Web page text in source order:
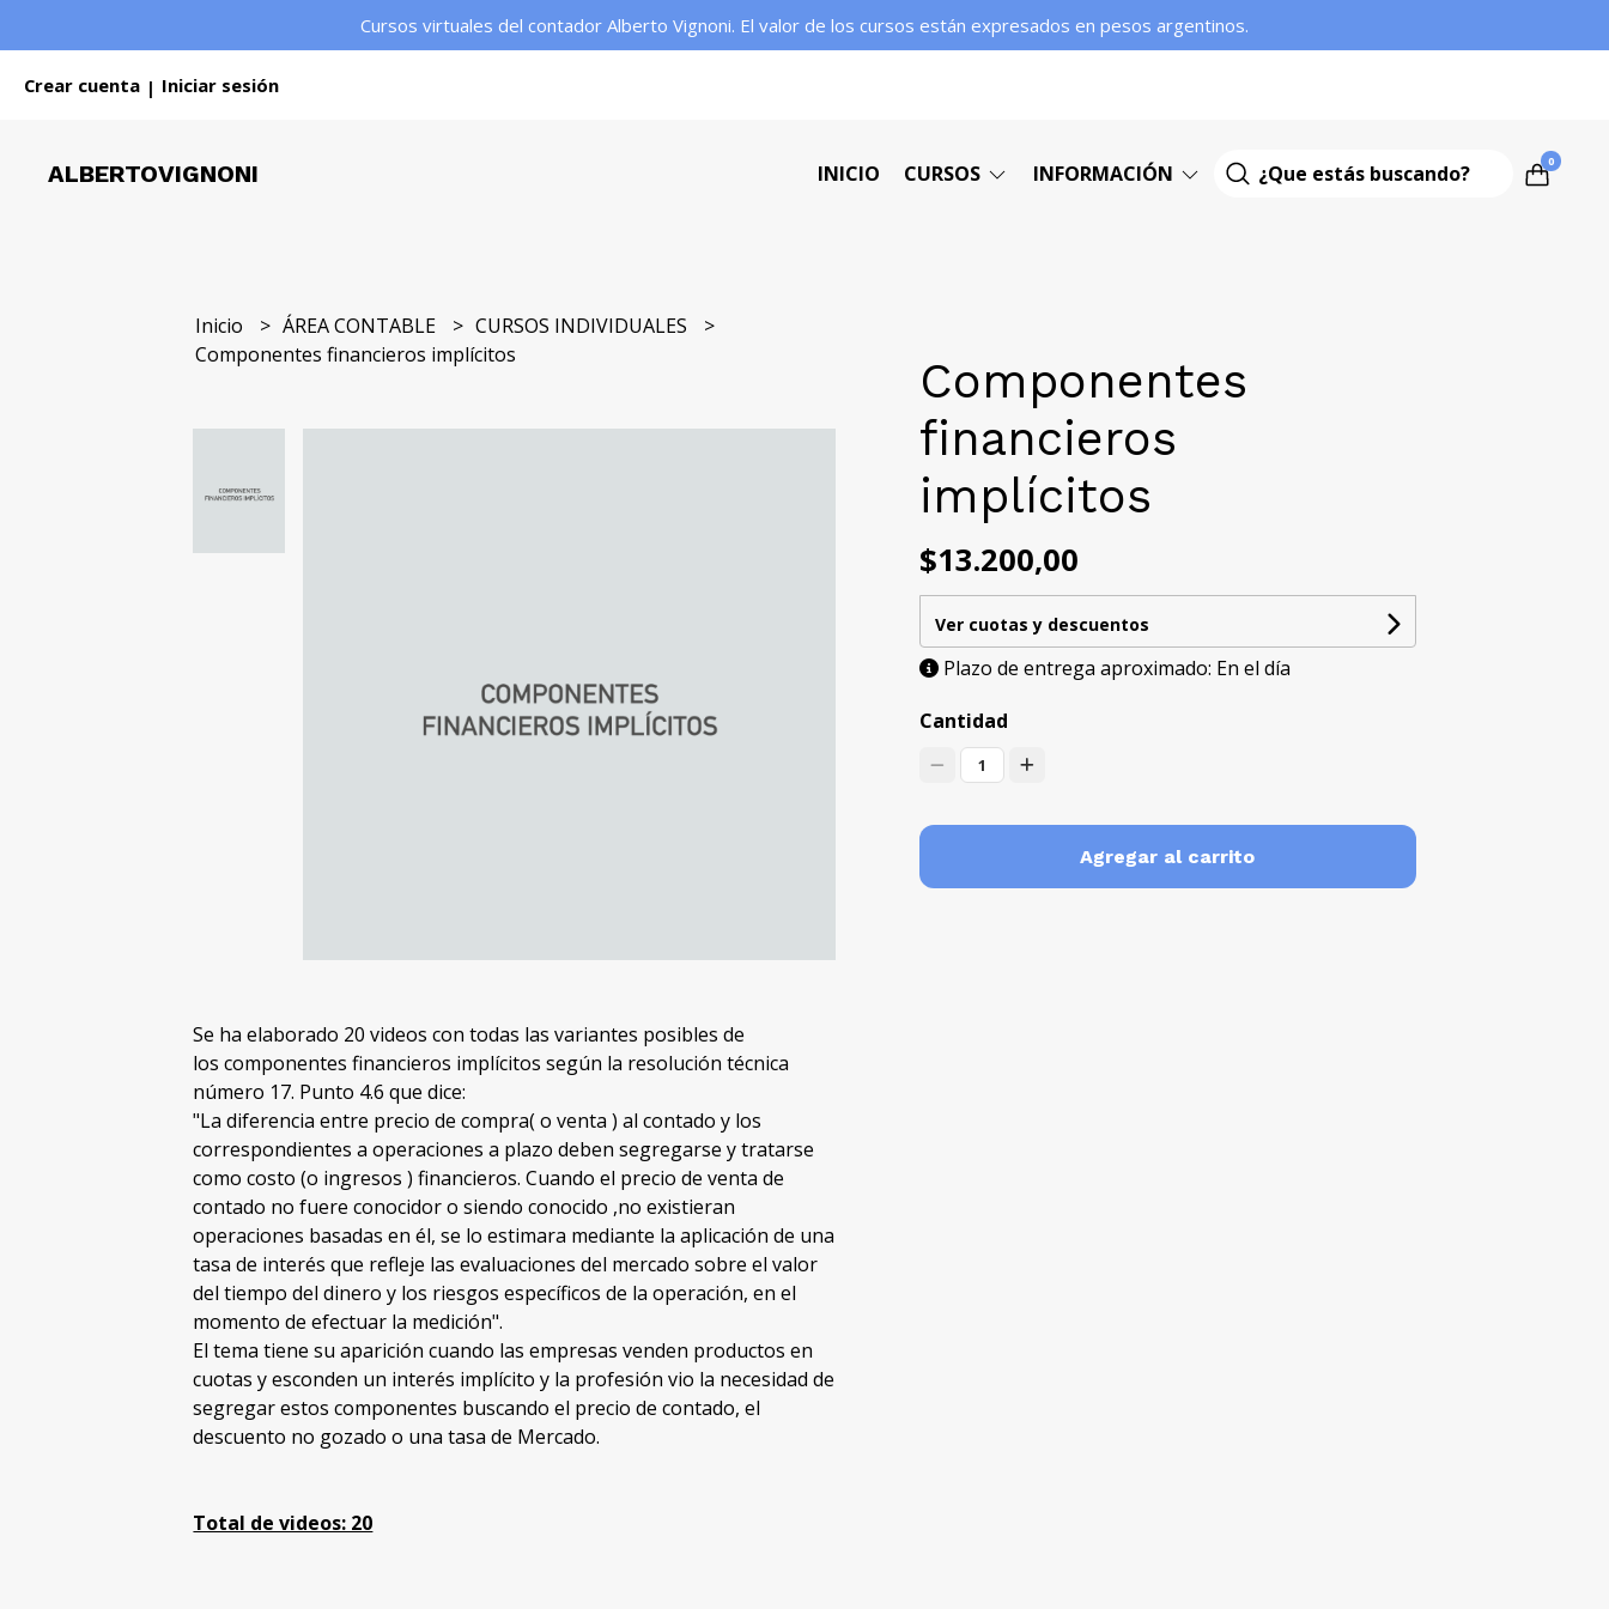
Cursos virtuales del contador Alberto Vignoni. El valor de los cursos están expresados en pesos argentinos.
Crear cuenta | Iniciar sesión
ALBERTOVIGNONI INICIO CURSOS INFORMACIÓN 0
Inicio ÁREA CONTABLE
CURSOS INDIVIDUALES
Componentes financieros implícitos
Se ha elaborado 20 videos con todas las variantes posibles de
los componentes financieros implícitos según la resolución técnica
número 17. Punto 4.6 que dice:
"La diferencia entre precio de compra( o venta ) al contado y los
correspondientes a operaciones a plazo deben segregarse y tratarse
como costo (o ingresos ) financieros. Cuando el precio de venta de
contado no fuere conocidor o siendo conocido ,no existieran
operaciones basadas en él, se lo estimara mediante la aplicación de una
tasa de interés que refleje las evaluaciones del mercado sobre el valor
del tiempo del dinero y los riesgos específicos de la operación, en el
momento de efectuar la medición".
El tema tiene su aparición cuando las empresas venden productos en
cuotas y esconden un interés implícito y la profesión vio la necesidad de
segregar estos componentes buscando el precio de contado, el
descuento no gozado o una tasa de Mercado.
Total de videos: 20
Componentes
financieros
implícitos
$13.200,00
Ver cuotas y descuentos
Plazo de entrega aproximado: En el día
Cantidad
1
Agregar al carrito